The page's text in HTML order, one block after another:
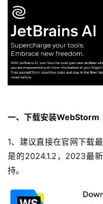
一、下载安装WebStorm
1、建议直接在官网下载
是的2024.1.2，2023最
持。